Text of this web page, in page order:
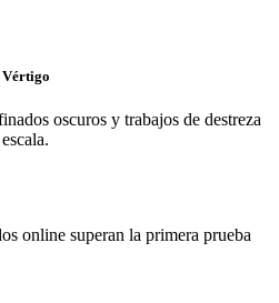
oscuros y trabajos de destreza
online superan la primera prueba